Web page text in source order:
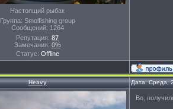
Настоящий рыбак
Группа: Smolfishing group
Сообщений: 1264
Репутация: 87
Замечания: 0%
Статус: Offline
Heavy Дата: Среда,
Во,